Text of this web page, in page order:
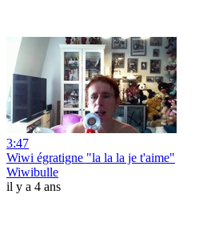
3:47
Wiwi égratigne "la la la je t'aime"
Wiwibulle
il y a 4 ans